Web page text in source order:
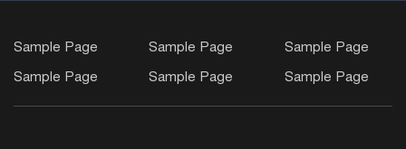
Sample Page Sample Page
Sample Page
Sample Page
Sample Page Sample Page